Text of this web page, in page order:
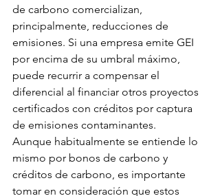
de carbono comercializan,
principalmente, reducciones de
emisiones. Si una empresa emite GEI
por encima de su umbral máximo,
puede recurrir a compensar el
diferencial al financiar otros proyectos
certificados con créditos por captura
de emisiones contaminantes.
Aunque habitualmente se entiende lo
mismo por bonos de carbono y
créditos de carbono, es importante
tomar en consideración que estos